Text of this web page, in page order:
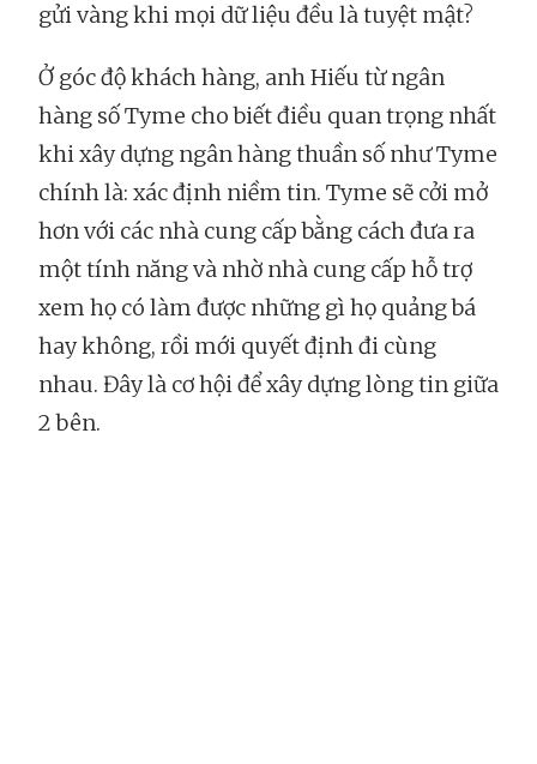
gửi vàng khi mọi dữ liệu đều là tuyệt mật?
Ở góc độ khách hàng, anh Hiếu từ ngân
hàng số Tyme cho biết điều quan trọng nhất
khi xây dựng ngân hàng thuần số như Tyme
chính là: xác định niềm tin. Tyme sẽ cởi mở
hơn với các nhà cung cấp bằng cách đưa ra
một tính năng và nhờ nhà cung cấp hỗ trợ
xem họ có làm được những gì họ quảng bá
hay không, rồi mới quyết định đi cùng
nhau. Đây là cơ hội để xây dựng lòng tin giữa
2 bên.